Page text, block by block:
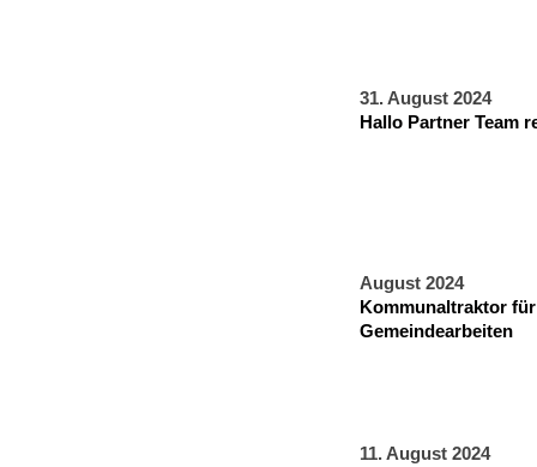
31. August 2024
Hallo Partner Team
August 2024
Kommunaltraktor für
Gemeindearbeiten
11. August 2024